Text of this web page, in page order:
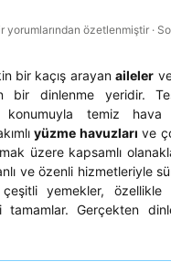
özetlenmiştir ·
bir kaçış arayanaileler
bir dinlenme yeridir.
temiz
yüzme havuzları ve
üzere kapsamlı
ve özenli hizmetleriyle
yemekler, özellikle
tamamlar. Gerçekten
ayırtmayı düşünebilirsiniz.